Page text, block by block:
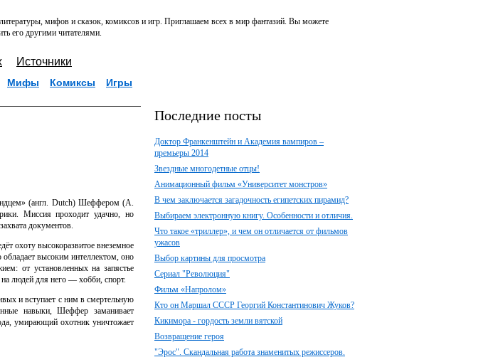
мифов и сказок, комиксов и игр. Приглашаем всех в мир фантазий. Вы можете
его другими читателями.
Источники
Мифы Комиксы Игры
(англ. Dutch) Шеффером (А.
Миссия проходит удачно, но
документов.
охоту высокоразвитое внеземное
высоким интеллектом, оно
от установленных на запястье
на людей для него — хобби, спорт.
и вступает с ним в смертельную
навыки, Шеффер заманивает
умирающий охотник уничтожает
Последние посты
Доктор Франкенштейн и Академия вампиров –
премьеры 2014
Звездные многодетные отцы!
Анимационный фильм «Университет монстров»
В чем заключается загадочность египетских пирамид?
Выбираем электронную книгу. Особенности и отличия.
Что такое «триллер», и чем он отличается от фильмов
ужасов
Выбор картины для просмотра
Сериал "Революция"
Фильм «Напролом»
Кто он Маршал СССР Георгий Константинович Жуков?
Кикимора - гордость земли вятской
Возвращение героя
"Эрос". Скандальная работа знаменитых режиссеров.